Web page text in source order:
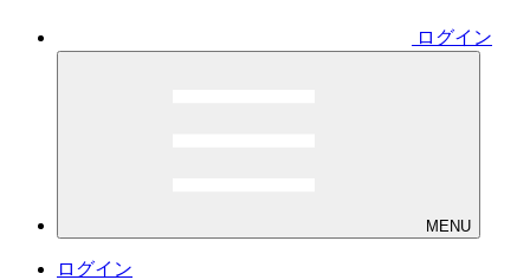
ログイン
MENU
ログイン